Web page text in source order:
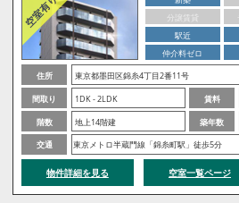
分譲賃貸
駅近
仲介料ゼロ
住所
東京都墨田区錦糸4丁目2番11号
間取り
1DK - 2LDK 賃料
階数
地上14階建 築年数
交通
東京メトロ半蔵門線「錦糸町駅」徒歩5分
物件詳細を見る 空室一覧ページ